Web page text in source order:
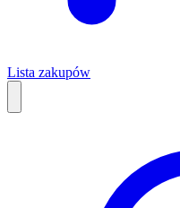
Lista zakupów